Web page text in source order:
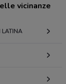
vicinanze
LATINA